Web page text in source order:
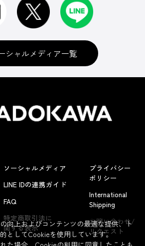
よくあるお問い合わせ
シャルメディア一覧
ソーシャルメディア
LINE IDの連携ガイド
FAQ
特定商取引法に
関する表示
プライバシー
ポリシー
International
Shipping
お問い合わせ/
リクエスト
向上およびコンテンツの最適な提供、ト
としてCookieを使用しています。